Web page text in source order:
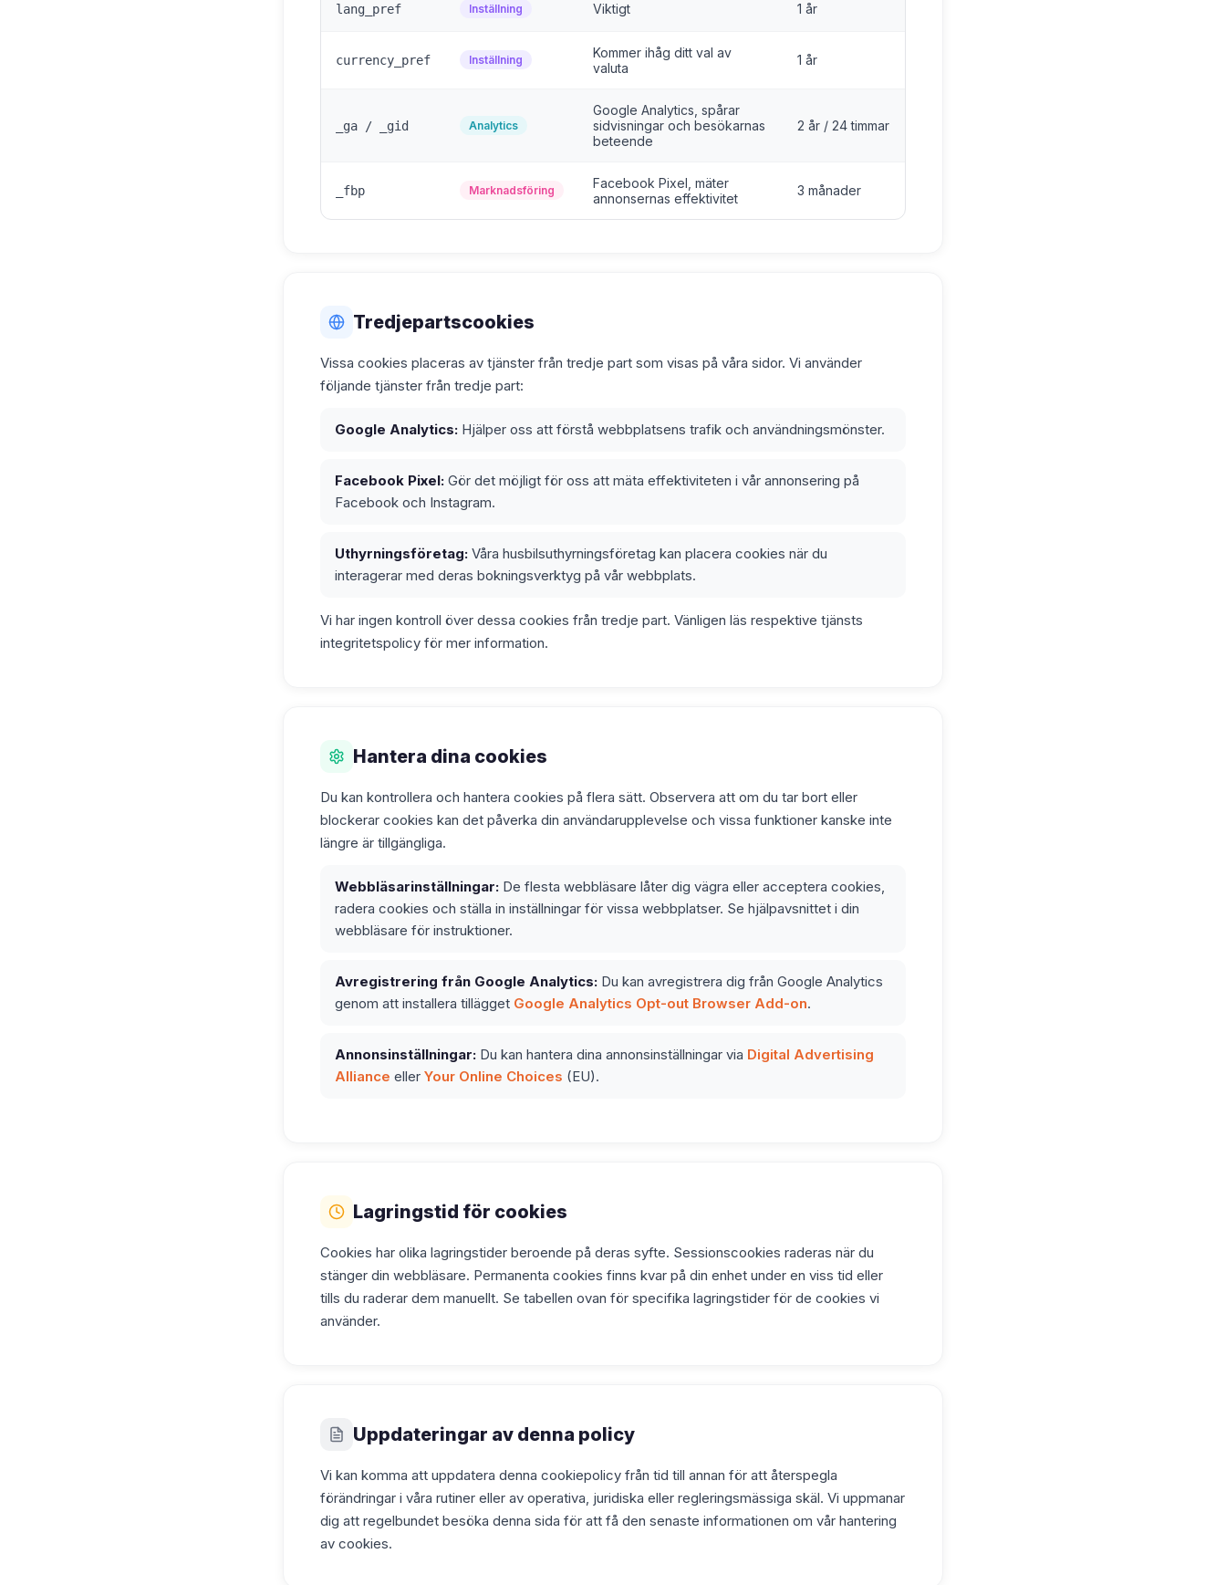
lang_pref Inställning Viktigt 1 år
currency_pref Inställning
Kommer ihåg ditt val av
valuta
1 år
_ga / _gid Analytics
Google Analytics, spårar
sidvisningar och besökarnas
beteende
2 år / 24 timmar
_fbp Marknadsföring
Facebook Pixel, mäter
annonsernas effektivitet
3 månader
Tredjepartscookies
Vissa cookies placeras av tjänster från tredje part som visas på våra sidor. Vi använder
följande tjänster från tredje part:
Google Analytics: Hjälper oss att förstå webbplatsens trafik och användningsmönster.
Facebook Pixel: Gör det möjligt för oss att mäta effektiviteten i vår annonsering på
Facebook och Instagram.
Uthyrningsföretag: Våra husbilsuthyrningsföretag kan placera cookies när du
interagerar med deras bokningsverktyg på vår webbplats.
Vi har ingen kontroll över dessa cookies från tredje part. Vänligen läs respektive tjänsts
integritetspolicy för mer information.
Hantera dina cookies
Du kan kontrollera och hantera cookies på flera sätt. Observera att om du tar bort eller
blockerar cookies kan det påverka din användarupplevelse och vissa funktioner kanske inte
längre är tillgängliga.
Webbläsarinställningar: De flesta webbläsare låter dig vägra eller acceptera cookies,
radera cookies och ställa in inställningar för vissa webbplatser. Se hjälpavsnittet i din
webbläsare för instruktioner.
Avregistrering från Google Analytics: Du kan avregistrera dig från Google Analytics
genom att installera tillägget Google Analytics Opt-out Browser Add-on.
Annonsinställningar: Du kan hantera dina annonsinställningar via Digital Advertising
Alliance eller Your Online Choices (EU).
Lagringstid för cookies
Cookies har olika lagringstider beroende på deras syfte. Sessionscookies raderas när du
stänger din webbläsare. Permanenta cookies finns kvar på din enhet under en viss tid eller
tills du raderar dem manuellt. Se tabellen ovan för specifika lagringstider för de cookies vi
använder.
Uppdateringar av denna policy
Vi kan komma att uppdatera denna cookiepolicy från tid till annan för att återspegla
förändringar i våra rutiner eller av operativa, juridiska eller regleringsmässiga skäl. Vi uppmanar
dig att regelbundet besöka denna sida för att få den senaste informationen om vår hantering
av cookies.